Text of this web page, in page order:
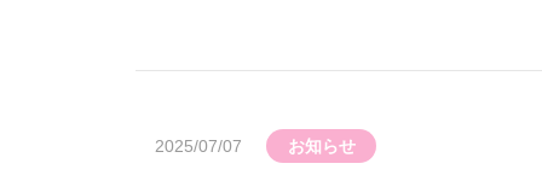
2025/07/07 お知らせ